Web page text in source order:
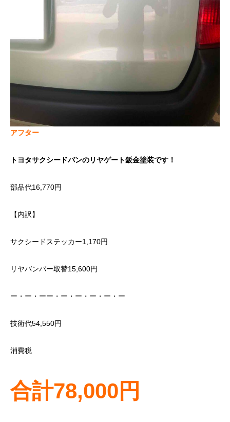
アフター
トヨタサクシードバンのリヤゲート鈑金塗装です！
部品代16,770円
【内訳】
サクシードステッカー1,170円
リヤバンパー取替15,600円
ー・ー・ーー・ー・ー・ー・ー・ー
技術代54,550円
消費税
合計78,000円